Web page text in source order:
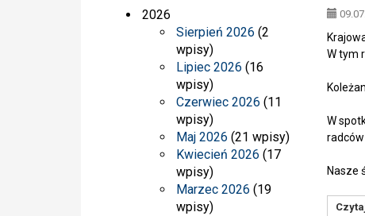
2026
Sierpień 2026 (2
wpisy)
Lipiec 2026 (16
wpisy)
Czerwiec 2026 (11
wpisy)
Maj 2026 (21 wpisy)
Kwiecień 2026 (17
wpisy)
Marzec 2026 (19
wpisy)
W tym
W
radców
Nasze